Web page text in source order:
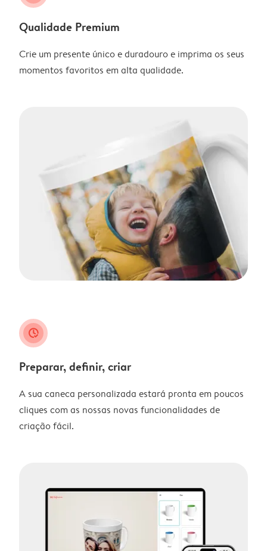
Qualidade Premium
Crie um presente único e duradouro e imprima os seus
momentos favoritos em alta qualidade.
clock_check
Preparar, definir, criar
A sua caneca personalizada estará pronta em poucos
cliques com as nossas novas funcionalidades de
criação fácil.